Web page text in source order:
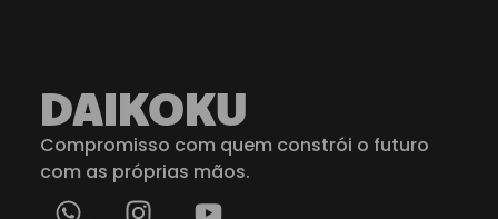
DAIKOKU
Compromisso com quem constrói o futuro
com as próprias mãos.